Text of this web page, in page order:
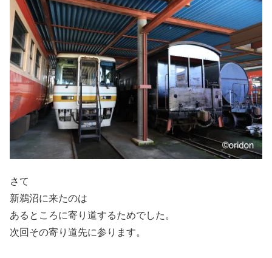
さて
新鵜沼に来たのは
あるところに寄り道するためでした。
次回その寄り道先に参ります。